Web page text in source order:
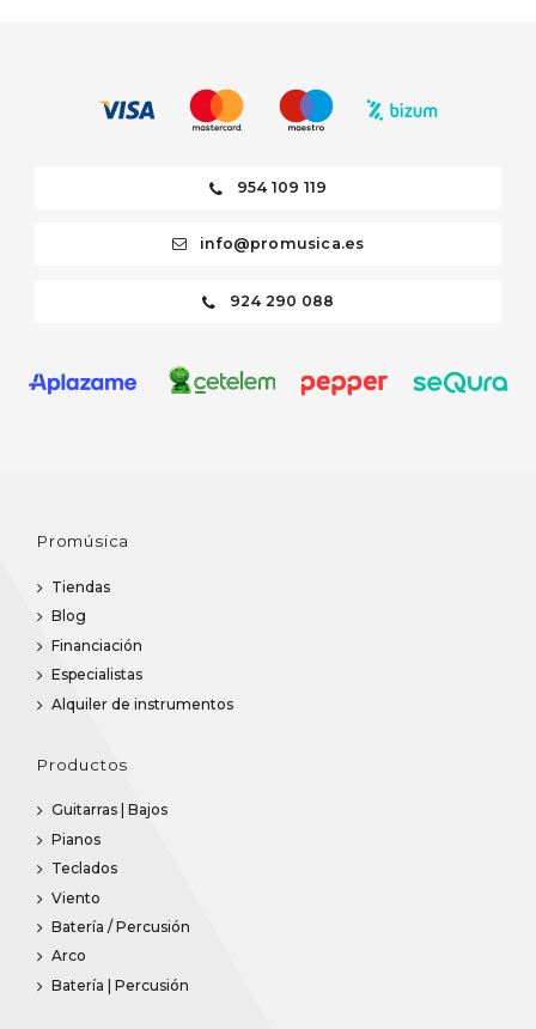
954 109 119
info@promusica.es
924 290 088
Promúsica
Tiendas
Blog
Financiación
Especialistas
Alquiler de instrumentos
Productos
Guitarras | Bajos
Pianos
Teclados
Viento
Batería / Percusión
Arco
Batería | Percusión